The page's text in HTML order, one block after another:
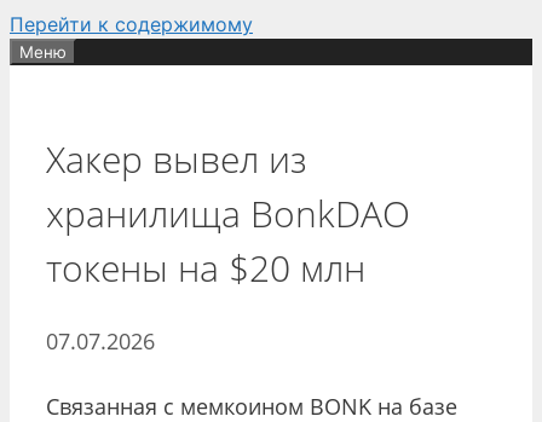
Перейти к содержимому
Меню
Хакер вывел из
хранилища BonkDAO
токены на $20 млн
07.07.2026
Связанная с мемкоином BONK на базе